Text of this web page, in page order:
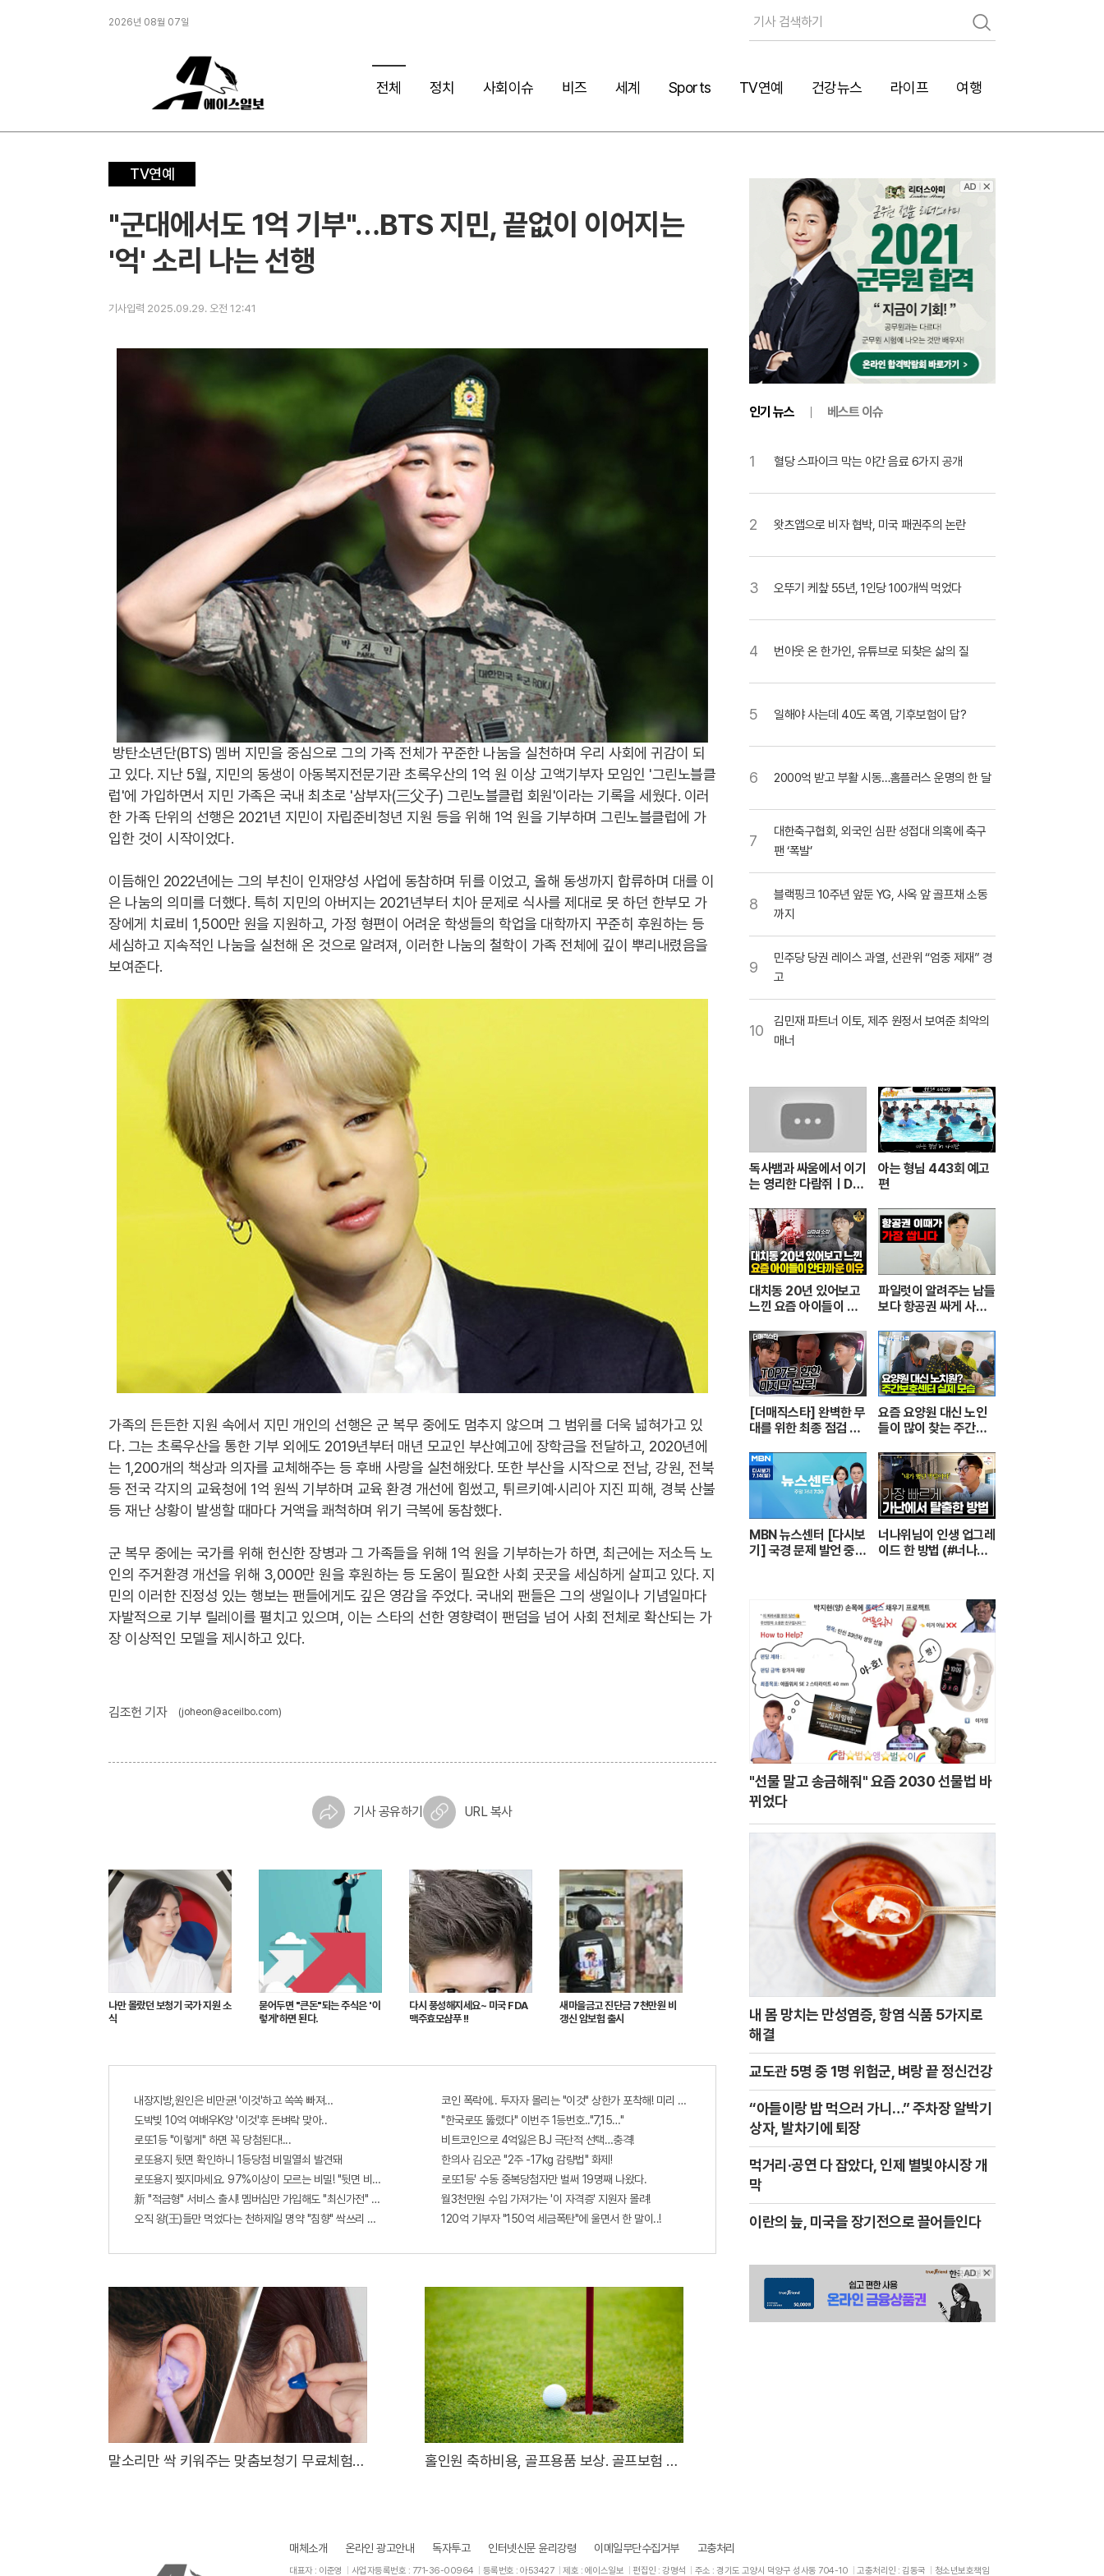
검
색
2026년 08월 07일
전체 정치 사회이슈 비즈 세계 Sports TV연예 건강뉴스 라이프 여행
TV연예
"군대에서도 1억 기부"…BTS 지민, 끝없이 이어지는
'억' 소리 나는 선행
기사입력 2025.09.29. 오전 12:41
방탄소년단(BTS) 멤버 지민을 중심으로 그의 가족 전체가 꾸준한 나눔을 실천하며 우리 사회에 귀감이 되
고 있다. 지난 5월, 지민의 동생이 아동복지전문기관 초록우산의 1억 원 이상 고액기부자 모임인 '그린노블클
럽'에 가입하면서 지민 가족은 국내 최초로 '삼부자(三父子) 그린노블클럽 회원'이라는 기록을 세웠다. 이러
한 가족 단위의 선행은 2021년 지민이 자립준비청년 지원 등을 위해 1억 원을 기부하며 그린노블클럽에 가
입한 것이 시작이었다.
이듬해인 2022년에는 그의 부친이 인재양성 사업에 동참하며 뒤를 이었고, 올해 동생까지 합류하며 대를 이
은 나눔의 의미를 더했다. 특히 지민의 아버지는 2021년부터 치아 문제로 식사를 제대로 못 하던 한부모 가
장에게 치료비 1,500만 원을 지원하고, 가정 형편이 어려운 학생들의 학업을 대학까지 꾸준히 후원하는 등
세심하고 지속적인 나눔을 실천해 온 것으로 알려져, 이러한 나눔의 철학이 가족 전체에 깊이 뿌리내렸음을
보여준다.
가족의 든든한 지원 속에서 지민 개인의 선행은 군 복무 중에도 멈추지 않으며 그 범위를 더욱 넓혀가고 있
다. 그는 초록우산을 통한 기부 외에도 2019년부터 매년 모교인 부산예고에 장학금을 전달하고, 2020년에
는 1,200개의 책상과 의자를 교체해주는 등 후배 사랑을 실천해왔다. 또한 부산을 시작으로 전남, 강원, 전북
등 전국 각지의 교육청에 1억 원씩 기부하며 교육 환경 개선에 힘썼고, 튀르키예·시리아 지진 피해, 경북 산불
등 재난 상황이 발생할 때마다 거액을 쾌척하며 위기 극복에 동참했다.
군 복무 중에는 국가를 위해 헌신한 장병과 그 가족들을 위해 1억 원을 기부하는가 하면, 최근에는 저소득 노
인의 주거환경 개선을 위해 3,000만 원을 후원하는 등 도움이 필요한 사회 곳곳을 세심하게 살피고 있다. 지
민의 이러한 진정성 있는 행보는 팬들에게도 깊은 영감을 주었다. 국내외 팬들은 그의 생일이나 기념일마다
자발적으로 기부 릴레이를 펼치고 있으며, 이는 스타의 선한 영향력이 팬덤을 넘어 사회 전체로 확산되는 가
장 이상적인 모델을 제시하고 있다.
김조헌 기자 (joheon@aceilbo.com)
기사 공유하기 URL 복사
나만 몰랐던 보청기 국가 지원 소
식
묻어두면 "큰돈"되는 주식은 '이
렇게'하면 된다.
다시 풍성해지세요~ 미국 FDA
맥주효모샴푸 !!
새마을금고 진단금 7천만원 비
갱신 암보험 출시
내장지방,원인은 비만균! '이것'하고 쏙쏙 빠져…
도박빚 10억 여배우K양 '이것'후 돈벼락 맞아..
로또1등 "이렇게" 하면 꼭 당첨된다!...
로또용지 뒷면 확인하니 1등당첨 비밀열쇠 발견돼
로또용지 찢지마세요. 97%이상이 모르는 비밀! "뒷면 비추면 번호 보인다!?"
新 "적금형" 서비스 출시! 멤버십만 가입해도 "최신가전" 선착순 100% 무료 경품지원!!
오직 왕(王)들만 먹었다는 천하제일 명약 "침향" 싹쓰리 완판!! 왜 난리났나 봤더니..경악!
코인 폭락에.. 투자자 몰리는 "이것" 상한가 포착해! 미리 투자..
"한국로또 뚫렸다" 이번주 1등번호.."7,15…"
비트코인으로 4억잃은 BJ 극단적 선택…충격!
한의사 김오곤 "2주 -17kg 감량법" 화제!
로또1등' 수동 중복당첨자만 벌써 19명째 나왔다.
월3천만원 수입 가져가는 '이 자격증' 지원자 몰려!
120억 기부자 "150억 세금폭탄"에 울면서 한 말이..!
말소리만 싹 키워주는 맞춤보청기 무료체험
홀인원 축하비용, 골프용품 보상. 골프보험 출
인기 뉴스 베스트 이슈
1 혈당 스파이크 막는 야간 음료 6가지 공개
2 왓츠앱으로 비자 협박, 미국 패권주의 논란
3 오뚜기 케챂 55년, 1인당 100개씩 먹었다
4 번아웃 온 한가인, 유튜브로 되찾은 삶의 질
5 일해야 사는데 40도 폭염, 기후보험이 답?
6 2000억 받고 부활 시동…홈플러스 운명의 한 달
7
대한축구협회, 외국인 심판 성접대 의혹에 축구
팬 ‘폭발’
8
블랙핑크 10주년 앞둔 YG, 사옥 앞 골프채 소동
까지
9
민주당 당권 레이스 과열, 선관위 “엄중 제재” 경
고
10
김민재 파트너 이토, 제주 원정서 보여준 최악의
매너
독사뱀과 싸움에서 이기
는 영리한 다람쥐ㅣDu
tupai 치열한 동물싸움
ㅣ놀라운 동물싸움
아는 형님 443회 예고
편
대치동 20년 있어보고
느낀 요즘 아이들이 안
장 3부]
파일럿이 알려주는 남들
보다 항공권 싸게 사는
[더매직스타] 완벽한 무
대를 위한 최종 점검 현
요즘 요양원 대신 노인
들이 많이 찾는 주간보
어르신들 손발이 되어주
는 요양보호사의 하루
┃주간보호센터 24시
┃PD로그┃#골라듄다
큐
MBN 뉴스센터 [다시보
기] 국경 문제 발언 중
너나위님이 인생 업그레
이드 한 방법 (#너나위
"선물 말고 송금해줘" 요즘 2030 선물법 바
뀌었다
내 몸 망치는 만성염증, 항염 식품 5가지로
해결
교도관 5명 중 1명 위험군, 벼랑 끝 정신건강
“아들이랑 밥 먹으러 가니…” 주차장 알박기
상자, 발차기에 퇴장
먹거리·공연 다 잡았다, 인제 별빛야시장 개
막
이란의 늪, 미국을 장기전으로 끌어들인다
매체소개 온라인 광고안내 독자투고 인터넷신문 윤리강령 이메일무단수집거부 고충처리
대표자 : 이준영 사업자등록번호 : 771-36-00964 등록번호 : 아53427 제호 : 에이스일보 편집인 : 강명석 주소 : 경기도 고양시 덕양구 성사동 704-10 고충처리인 : 김동국 청소년보호책임